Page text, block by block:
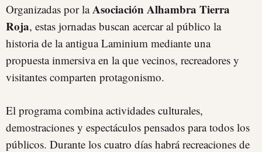
Organizadas por laAsociación Alhambra Tierra
Roja, estas jornadas buscan acercar al público la
historia de la antigua Laminium mediante una
propuesta inmersiva en la que vecinos, recreadores y
visitantes comparten protagonismo.
El programa combina actividades culturales,
demostraciones y espectáculos pensados para todos los
públicos. Durante los cuatro días habrá recreaciones de